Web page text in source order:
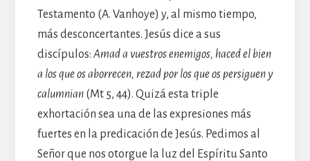
Testamento (A. Vanhoye) y, al mismo tiempo,
más desconcertantes. Jesús dice a sus
discípulos: Amad a vuestros enemigos, haced el bien
a los que os aborrecen, rezad por los que os persiguen y
calumnian(Mt 5, 44). Quizá esta triple
exhortación sea una de las expresiones más
fuertes en la predicación de Jesús. Pedimos al
Señor que nos otorgue la luz del Espíritu Santo